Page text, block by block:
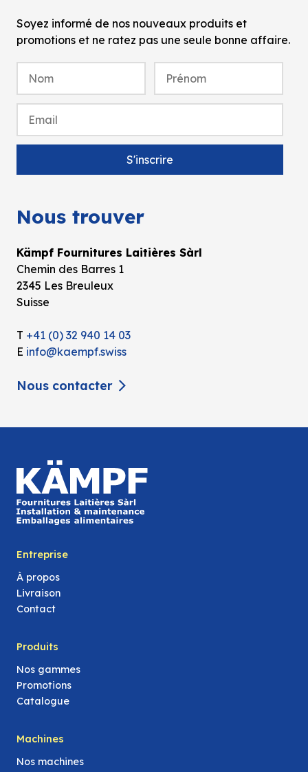
Soyez informé de nos nouveaux produits et
promotions et ne ratez pas une seule bonne affaire.
Nous trouver
Kämpf Fournitures Laitières Sàrl
Chemin des Barres 1
2345 Les Breuleux
Suisse
T +41 (0) 32 940 14 03
E info@kaempf.swiss
Nous contacter
Entreprise
À propos
Livraison
Contact
Produits
Nos gammes
Promotions
Catalogue
Machines
Nos machines